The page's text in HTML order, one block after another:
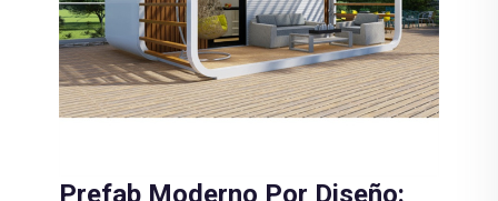
Prefab Moderno Por Diseño: